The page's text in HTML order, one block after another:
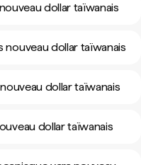
dollar taïwanais
nouveau dollar taïwanais
dollar taïwanais
dollar taïwanais